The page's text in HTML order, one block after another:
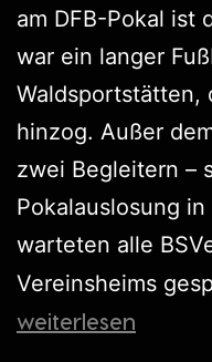
am DFB-Pokal ist
war ein langer
Waldsportstätten,
hinzog. Außer
zwei Begleitern –
Pokalauslosung
warteten alle
Vereinsheims
weiterlesen